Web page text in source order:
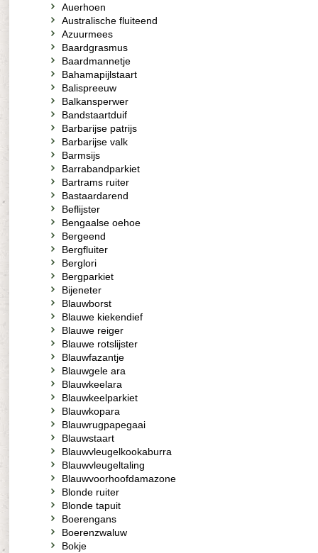
Auerhoen
Australische fluiteend
Azuurmees
Baardgrasmus
Baardmannetje
Bahamapijlstaart
Balispreeuw
Balkansperwer
Bandstaartduif
Barbarijse patrijs
Barbarijse valk
Barmsijs
Barrabandparkiet
Bartrams ruiter
Bastaardarend
Beflijster
Bengaalse oehoe
Bergeend
Bergfluiter
Berglori
Bergparkiet
Bijeneter
Blauwborst
Blauwe kiekendief
Blauwe reiger
Blauwe rotslijster
Blauwfazantje
Blauwgele ara
Blauwkeelara
Blauwkeelparkiet
Blauwkopara
Blauwrugpapegaai
Blauwstaart
Blauwvleugelkookaburra
Blauwvleugeltaling
Blauwvoorhoofdamazone
Blonde ruiter
Blonde tapuit
Boerengans
Boerenzwaluw
Bokje